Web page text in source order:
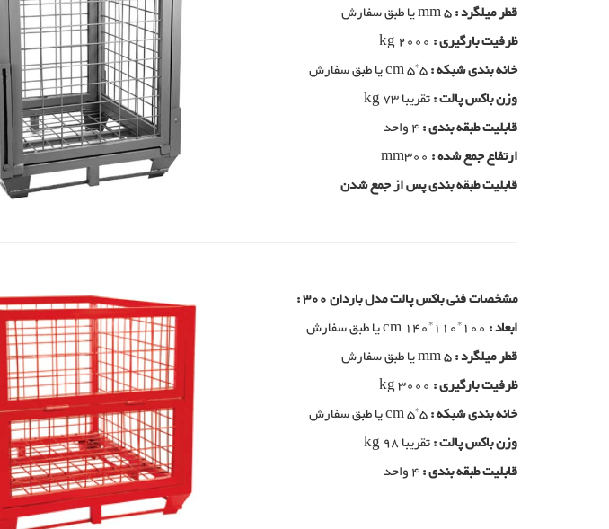
قطر میلگرد :mm 5 یا طبق سفارش
ظرفیت بارگیری :
خانه بندی شبکه :cm 5*5 یا طبق سفارش
وزن باکس پالت :تقریبا kg 73
قابلیت طبقه بندی :
ارتفاع جمع شده : mm300
قابلیت طبقه بندی پس از جمع شدن
مشخصات فنی باکس پالت مدل باردان 300 :
ابعاد :
قطر میلگرد :
ظرفیت بارگیری :
خانه بندی شبکه :
وزن باکس پالت :تقریبا kg 98
قابلیت طبقه بندی :